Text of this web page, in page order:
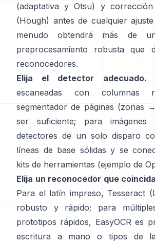
(adaptativa y Otsu) y corrección
(Hough) antes de cualquier
menudo obtendrá más de
preprocesamiento robusta que
reconocedores.
Elija el detector adecuado.
escaneadas con columnas
segmentador de páginas (zonas
ser suficiente; para imágenes
detectores de un solo disparo
líneas de base sólidas y se
kits de herramientas (ejemplo de
Elija un reconocedor que
Para el latín impreso, Tesseract
robusto y rápido; para
prototipos rápidos, EasyOCR es
escritura a mano o tipos de